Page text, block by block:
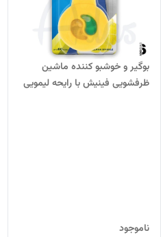
بوگیر و خوشبو کننده ماشین
ظرفشویی فینیش با رایحه لیمویی
ناموجود